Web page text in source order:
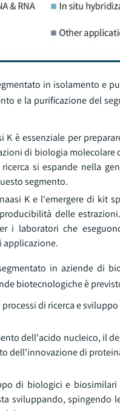
in isolamento e
e la purificazione del
è essenziale per
di biologia molecolare
si espande nella
segmento.
K e l'emergere di kit
delle
i laboratori che
applicazione.
in aziende di
biotecnologiche è
di ricerca e
dell'acido nucleico, il
dell'innovazione di
di biologici e
sviluppando, spingendo